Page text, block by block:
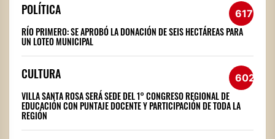
POLÍTICA 617
RÍO PRIMERO: SE APROBÓ LA DONACIÓN DE SEIS HECTÁREAS PARA
UN LOTEO MUNICIPAL
CULTURA 602
VILLA SANTA ROSA SERÁ SEDE DEL 1° CONGRESO REGIONAL DE
EDUCACIÓN CON PUNTAJE DOCENTE Y PARTICIPACIÓN DE TODA LA
REGIÓN